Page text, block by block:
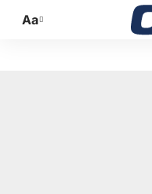
Promijeni
Aa